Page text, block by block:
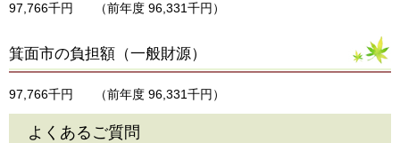
97,766千円 （前年度 96,331千円）
箕面市の負担額（一般財源）
97,766千円 （前年度 96,331千円）
よくあるご質問